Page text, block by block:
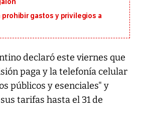
prohibir gastos y privilegios a
declaró este viernes que
paga y la telefonía celular
públicos y esenciales" y
tarifas hasta el 31 de